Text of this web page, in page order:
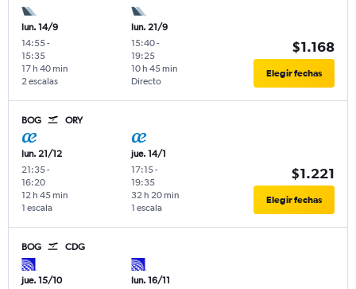
lun. 14/9
14:55-
15:35
2 escalas
17 h 40 min
lun. 21/9
15:40-
19:25
Directo
10 h 45 min
$1.168
Elegir fechas
BOG ORY
lun. 21/12
21:35-
16:20
1 escala
12 h 45 min
jue. 14/1
17:15-
19:35
1 escala
32 h 20 min
$1.221
Elegir fechas
BOG CDG
jue. 15/10
lun. 16/11